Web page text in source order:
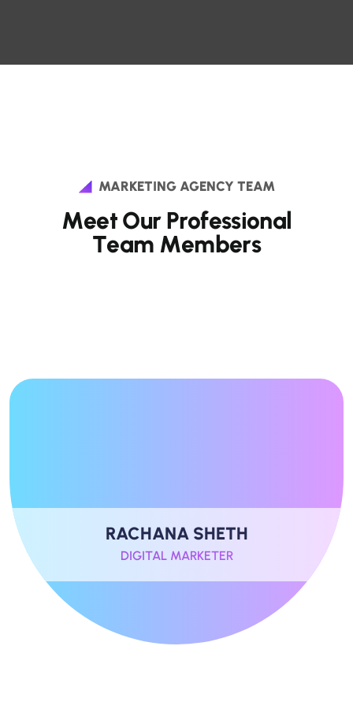
MARKETING AGENCY TEAM
MeetOur Professional
Team Members
RACHANA SHETH
DIGITAL MARKETER